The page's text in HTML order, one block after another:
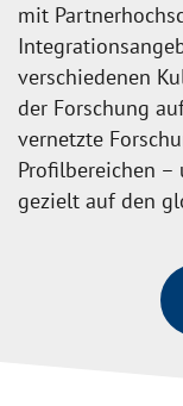
mit
verschiedenen
der Forschung
vernetzte
Profilbereichen –
gezielt auf den